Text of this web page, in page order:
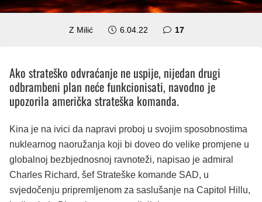
Z Milić 6.04.22 17komentara
Ako strateško odvraćanje ne uspije, nijedan drugi
odbrambeni plan neće funkcionisati, navodno je
upozorila američka strateška komanda.
Kina je na ivici da napravi proboj u svojim sposobnostima
nuklearnog naoružanja koji bi doveo do velike promjene u
globalnoj bezbjednosnoj ravnoteži, napisao je admiral
Charles Richard, šef Strateške komande SAD, u
svjedočenju pripremljenom za saslušanje na Capitol Hillu,